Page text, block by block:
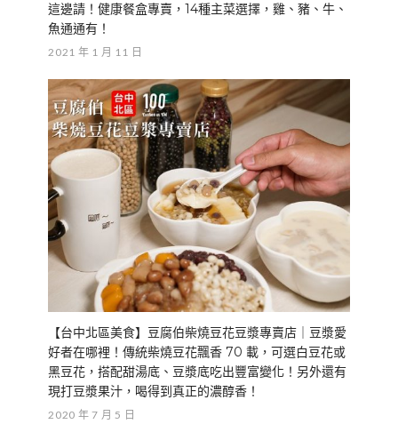
這邊請！健康餐盒專賣，14種主菜選擇，雞、豬、牛、
魚通通有！
2021 年 1 月 11 日
【台中北區美食】豆腐伯柴燒豆花豆漿專賣店｜豆漿愛
好者在哪裡！傳統柴燒豆花飄香 70 載，可選白豆花或
黑豆花，搭配甜湯底、豆漿底吃出豐富變化！另外還有
現打豆漿果汁，喝得到真正的濃醇香！
2020 年 7 月 5 日